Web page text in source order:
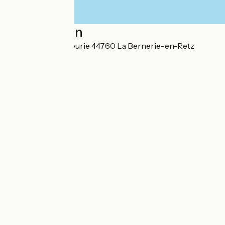
Localisation
Rue de la Noue Fleurie 44760 La Bernerie-en-Retz